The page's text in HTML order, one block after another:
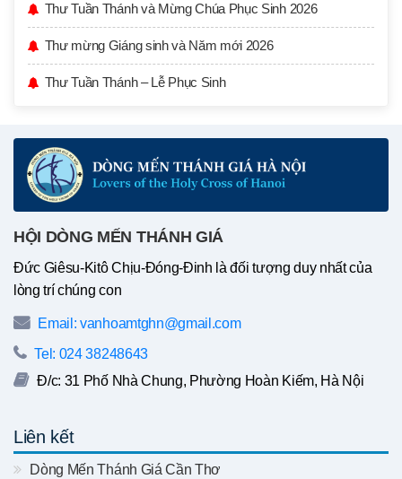
Thư Tuần Thánh và Mừng Chúa Phục Sinh 2026
Thư mừng Giáng sinh và Năm mới 2026
Thư Tuần Thánh – Lễ Phục Sinh
HỘI DÒNG MẾN THÁNH GIÁ
Đức Giêsu-Kitô Chịu-Đóng-Đinh là đối tượng duy nhất của
lòng trí chúng con
Email: vanhoamtghn@gmail.com
Tel: 024 38248643
Đ/c: 31 Phố Nhà Chung, Phường Hoàn Kiếm, Hà Nội
Liên kết
Dòng Mến Thánh Giá Cần Thơ